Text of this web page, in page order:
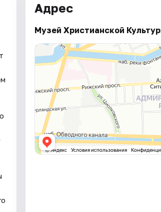
Адрес
Музей Христианской